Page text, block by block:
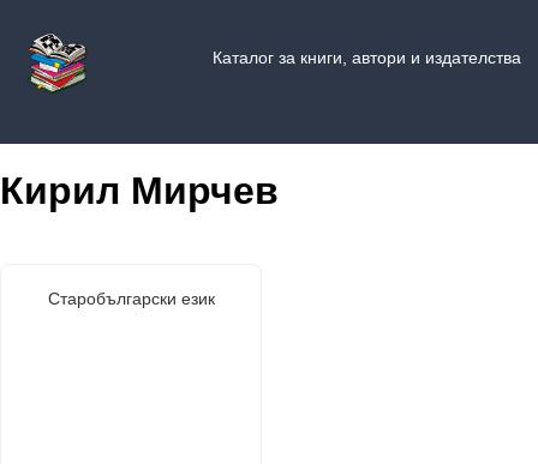
Каталог за книги, автори и издателства
Кирил Мирчев
Старобългарски език